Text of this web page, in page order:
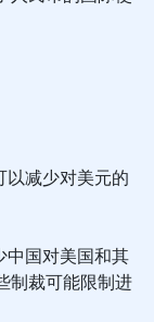
以减少对美元的
中国对美国和其
制裁可能限制进